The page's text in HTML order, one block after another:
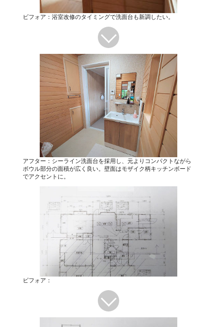
ビフォア：浴室改修のタイミングで洗面台も新調したい。
アフター：シーライン洗面台を採用し、元よりコンパクトながら
ボウル部分の面積が広く良い。壁面はモザイク柄キッチンボード
でアクセントに。
ビフォア：